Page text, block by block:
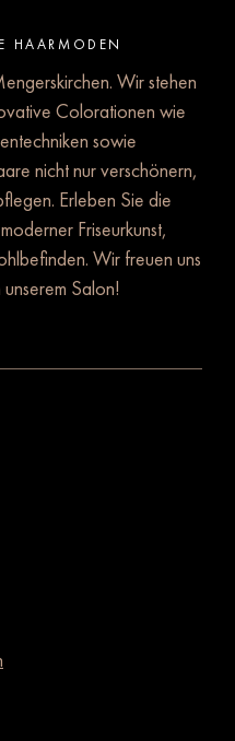
HAARMODEN
Wir stehen
Colorationen wie
sowie
nicht nur verschönern,
Erleben Sie die
Friseurkunst,
Wir freuen uns
Salon!